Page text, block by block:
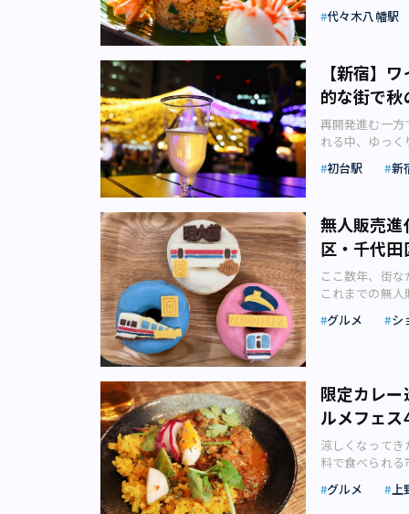
合桜スイーツ
り販売してい
社船橋屋リリ
くずもち」を、
層仕立てで、
ージュを楽しめ
醤油味のクラ
所：東京都渋谷
駅」より徒歩9
ア 下北沢）」
Planets
は、個性（傷
プなど、新鮮な
プンを記念し、
Planetsディレ
ビームスリリー
い FLIPPER‘S
ら甘いものをチ
「FLIPPER’S
イギリス生ま
す。韓国やシ
テディのふわ
ミルクティー
体を埋め尽く
／I）」（3,190
谷区北沢2-26-
【土日祝】
り徒歩3分 ※料
区代々木3-４６
フラワーや天
駅」より徒歩
駅」より徒歩13
fave「世界に一
ペン 2024年2
ブ）」。韓国
ンに加え、300
バッグやポーチ
は、iPadを使っ
トやマークのデ
「推しをイメー
界にひとつの
だそうです。
アサヒニューシ
ラグストリー
なり、日本で
のマシンを使い
「rug st. -ラグ
ザインで作製
なかわいらし
どの選び方や、
ルクのピーカン
デュ・ショコ
2010年代から
したスペシャ
原」では、2月
お試しセット」
セット1,900円
内容は、新作
王道である「
家めい（画像
を自社が行う
愛の告白のお
代の変化の中
り定着してい
コの世界をのぞ
谷駅すぐ近く
「CÉ LA VI
間限定で開催。
脂製のアイス
17階というス
に滑れるスケー
います。 こた
がでしょうか
ソウルフード
ルフード」がオ
100品目を販売
イ・スリーリ
る人ぞ知るレア
ス」は、東京初
同店で開発した
イ・スリーリ
特徴の一つ。
季節によって
り扱うそうで
I.P.A、フルー
やスイーツ、
在はプレオープ
販売（日中は
ド）」。地域
は飲み比べし
SAKANA ＆
登場（画像：
い。また、ス
本格的な生ハ
のラインアッ
ャ・ガリシア
ート」、スペ
ーの伝道師「べ
してみてくださ
食、酒、音楽な
スマス人形「テ
イブなども開催
（土）・19日
開催場所：代
代田線・副都心
とコラボした
2023年11月25
ホッピング」の
ティマネジメ
ガイド「Guía
ョンした期間
ために考案した
す。10月14日
ーナリスト・フ
めとした宗教
の一つ。首都ジ
いてはジャカ
る島として知
からサーファー
メント施設、ス
のヴィラは旅
滞在していても
べると物価がや
が多々、イン
アの玄関口。
に点在してい
１つ（画像：
ス」（独立記念
祥の料理「ナ
ご当地料理も多
にある焼鳥のよ
スパイスがき
込み「ルンダ
島へのアクセ
代々木八幡駅
【新宿】
的な街で
再開発進む一
れる中、ゆっ
ながらおしゃ
INDULGEさん
詰まっていま
プランを選んで
ビル下の広場に
NYな雰囲気の
的な新宿での
ーワイン祭り」
示するとチャー
周辺、荒木町、
開催となる「
っていたお店
したい」「複
す。 お昼スタ
辺（末廣亭界隈
初台駅 新
無人販売
区・千代田
ここ数年、街
これまでの無
も。今回は個
動販売機のポ
には、ウォー
ことができま
方にとっては
ずれも駅ナカ
す。 お取り寄
ダイレクト・ホ
グルメ シ
限定カレ
ルメフェス
涼しくなって
料で食べられ
と楽しむ中南
メフェスを4つ
グルメ